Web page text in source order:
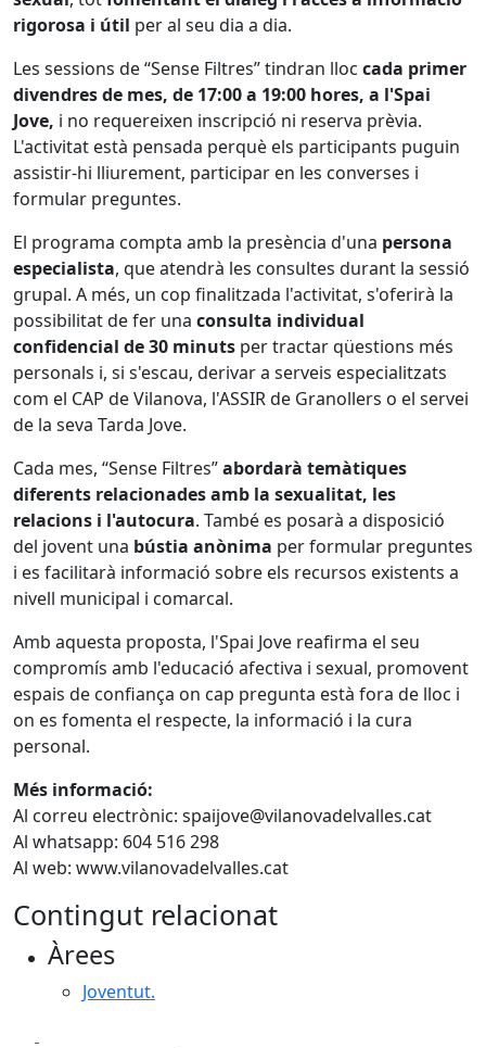
rigorosa i útil per al seu dia a dia.
Les sessions de “Sense Filtres” tindran lloc cada primer
divendres de mes, de 17:00 a 19:00 hores, a l'Spai
Jove, i no requereixen inscripció ni reserva prèvia.
L'activitat està pensada perquè els participants puguin
assistir-hi lliurement, participar en les converses i
formular preguntes.
El programa compta amb la presència d'una persona
especialista, que atendrà les consultes durant la sessió
grupal. A més, un cop finalitzada l'activitat, s'oferirà la
possibilitat de fer una consulta individual
confidencial de 30 minuts per tractar qüestions més
personals i, si s'escau, derivar a serveis especialitzats
com el CAP de Vilanova, l'ASSIR de Granollers o el servei
de la seva Tarda Jove.
Cada mes, “Sense Filtres”abordarà temàtiques
diferents relacionades amb la sexualitat, les
relacions i l'autocura. També es posarà a disposició
del jovent una bústia anònima per formular preguntes
i es facilitarà informació sobre els recursos existents a
nivell municipal i comarcal.
Amb aquesta proposta, l'Spai Jove reafirma el seu
compromís amb l'educació afectiva i sexual, promovent
espais de confiança on cap pregunta està fora de lloc i
on es fomenta el respecte, la informació i la cura
personal.
Més informació:
Al correu electrònic: spaijove@vilanovadelvalles.cat
Al whatsapp: 604 516 298
Al web: www.vilanovadelvalles.cat
Contingut relacionat
Àrees
Joventut.